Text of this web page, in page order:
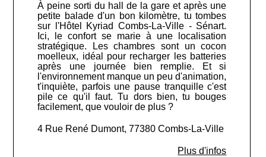
À peine sorti du hall de la gare et après une
petite balade d'un bon kilomètre, tu tombes
sur l'Hôtel Kyriad Combs-La-Ville - Sénart.
Ici, le confort se marie à une localisation
stratégique. Les chambres sont un cocon
moelleux, idéal pour recharger les batteries
après une journée bien remplie. Et si
l'environnement manque un peu d'animation,
t'inquiète, parfois une pause tranquille c'est
pile ce qu'il faut. Tu dors bien, tu bouges
facilement, que vouloir de plus ?
4 Rue René Dumont, 77380 Combs-La-Ville
Plus d'infos